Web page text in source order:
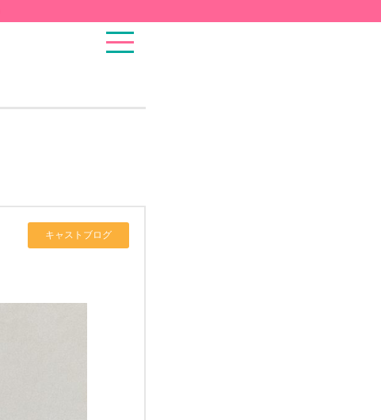
キャストブログ